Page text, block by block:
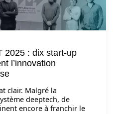
2025 : dix start-up
l’innovation
clair. Malgré la
deeptech, de
encore à franchir le